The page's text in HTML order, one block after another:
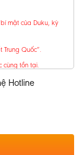
mật của Duku, kỳ
Quốc”.
cùng tồn tại.
trái đất” hay
Hotline